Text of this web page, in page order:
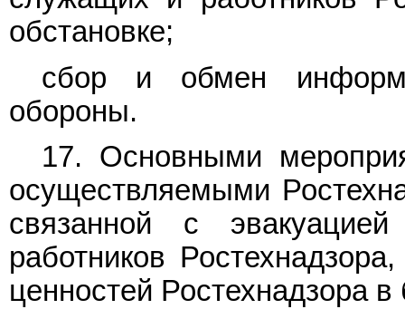
обстановке;
сбор и обмен
обороны.
17. Основными
осуществляемыми
связанной с
работников
ценностей Ростехнадзора